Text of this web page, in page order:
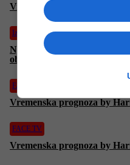
Vremenska prognoza by
Izdvojeno
Njemačka poziva
obećanja
FACE TV
Vremenska prognoza by
FACE TV
Vremenska prognoza by